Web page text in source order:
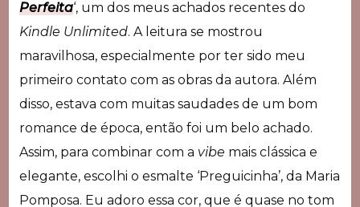
Perfeita‘, um dos meus achados recentes do
Kindle Unlimited. A leitura se mostrou
maravilhosa, especialmente por ter sido meu
primeiro contato com as obras da autora. Além
disso, estava com muitas saudades de um bom
romance de época, então foi um belo achado.
Assim, para combinar com a vibe mais clássica e
elegante, escolhi o esmalte ‘Preguicinha’, da Maria
Pomposa. Eu adoro essa cor, que é quase no tom